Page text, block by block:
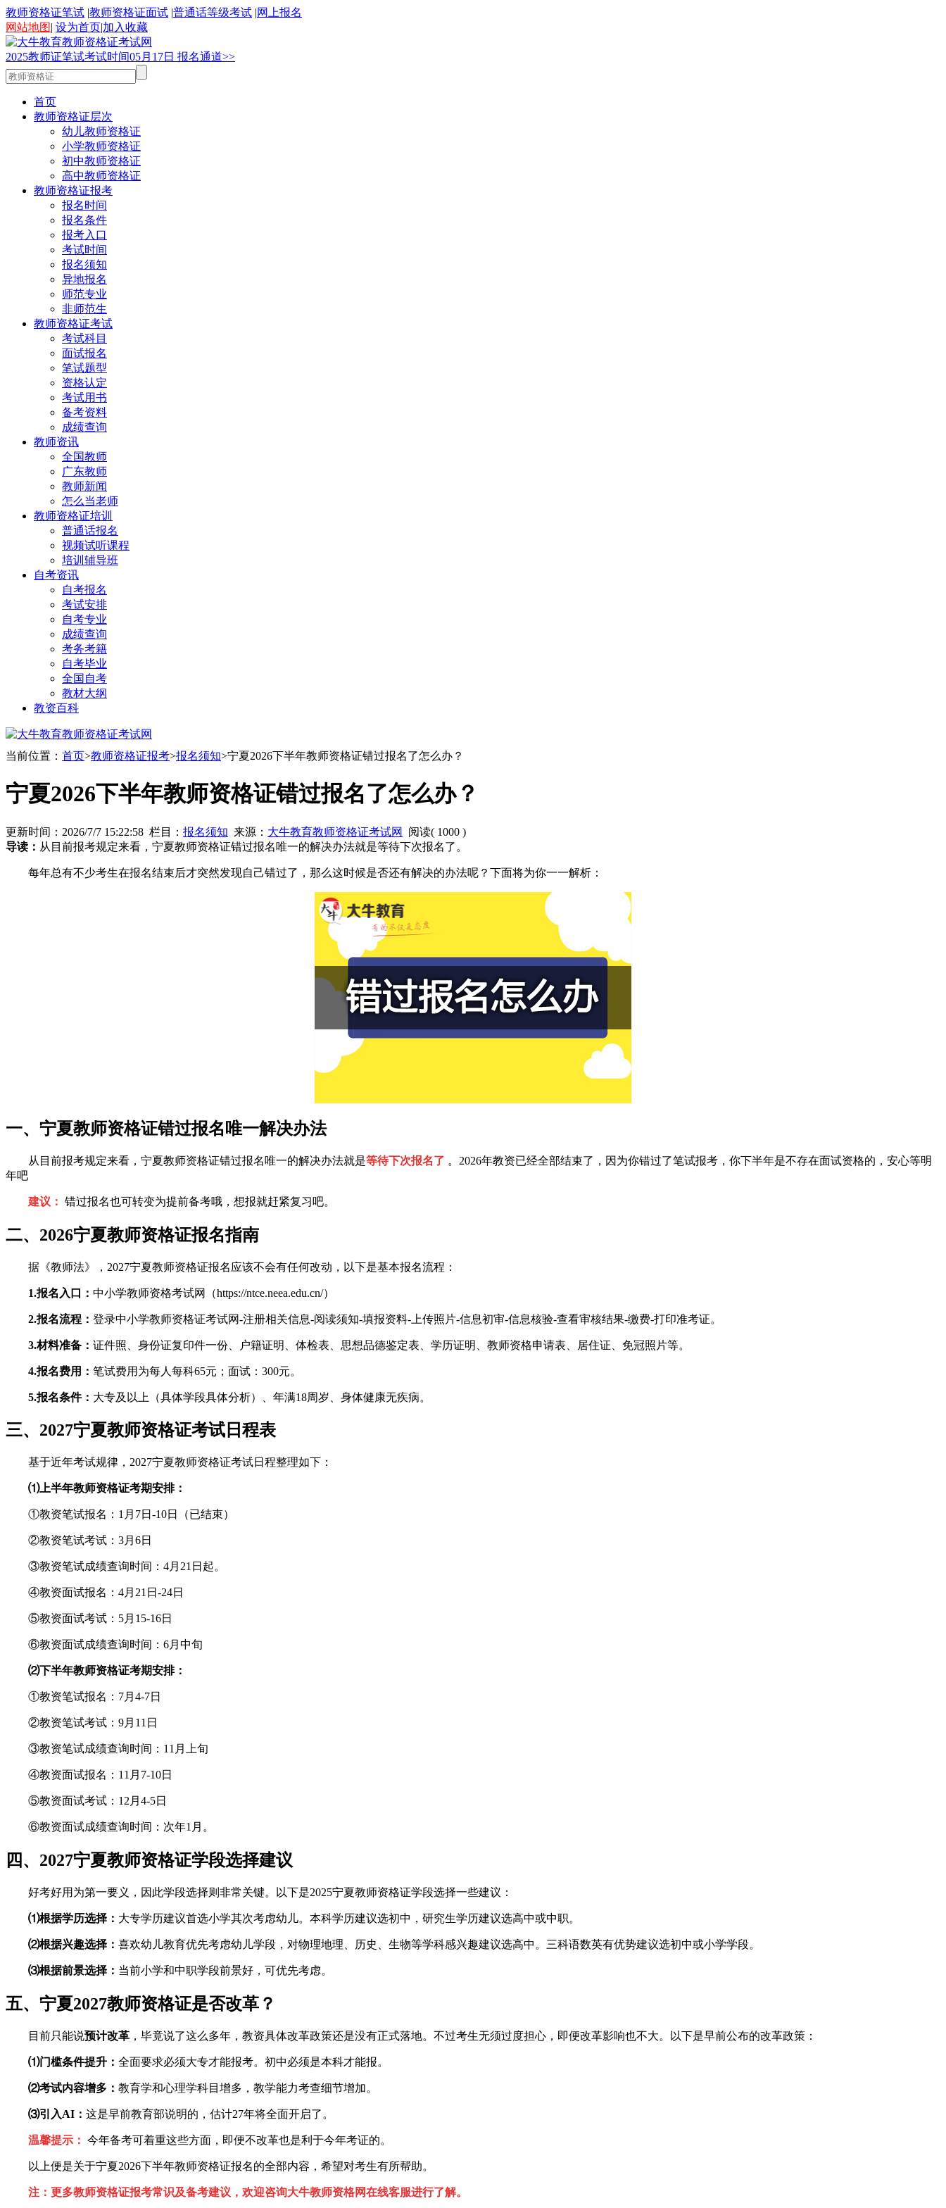
教师资格证笔试 |教师资格证面试 |普通话等级考试 |网上报名
网站地图| 设为首页|加入收藏
2025教师证笔试考试时间05月 17日 报名通道>>
首页
教师资格证层次
幼儿教师资格证
小学教师资格证
初中教师资格证
高中教师资格证
教师资格证报考
报名时间
报名条件
报考入口
考试时间
报名须知
异地报名
师范专业
非师范生
教师资格证考试
考试科目
面试报名
笔试题型
资格认定
考试用书
备考资料
成绩查询
教师资讯
全国教师
广东教师
教师新闻
怎么当老师
教师资格证培训
普通话报名
视频试听课程
培训辅导班
自考资讯
自考报名
考试安排
自考专业
成绩查询
考务考籍
自考毕业
全国自考
教材大纲
教资百科
当前位置： 首页>教师资格证报考>报名须知>宁夏2026下半年教师资格证错过报名了怎么办？
宁夏2026下半年教师资格证错过报名了怎么办？
更新时间：2026/7/7 15:22:58 栏目： 报名须知 来源： 大牛教育教师资格证考试网 阅读( 1000 )
导读： 从目前报考规定来看，宁夏教师资格证错过报名唯一的解决办法就是等待下次报名了。
每年总有不少考生在报名结束后才突然发现自己错过了，那么这时候是否还有解决的办法呢？下面将为你一一解析：
一、宁夏教师资格证错过报名唯一解决办法
从目前报考规定来看，宁夏教师资格证错过报名唯一的解决办法就是等待下次报名了 。2026年教资已经全部结束了，因为你错过了笔试报考，你下半年是不存在面试资格的，安心等明
年吧
建议： 错过报名也可转变为提前备考哦，想报就赶紧复习吧。
二、2026宁夏教师资格证报名指南
据《教师法》，2027宁夏教师资格证报名应该不会有任何改动，以下是基本报名流程：
1.报名入口： 中小学教师资格考试网（https://ntce.neea.edu.cn/）
2.报名流程： 登录中小学教师资格证考试网-注册相关信息-阅读须知-填报资料-上传照片-信息初审-信息核验-查看审核结果-缴费-打印准考证。
3.材料准备： 证件照、身份证复印件一份、户籍证明、体检表、思想品德鉴定表、学历证明、教师资格申请表、居住证、免冠照片等。
4.报名费用： 笔试费用为每人每科65元；面试：300元。
5.报名条件： 大专及以上（具体学段具体分析）、年满18周岁、身体健康无疾病。
三、2027宁夏教师资格证考试日程表
基于近年考试规律，2027宁夏教师资格证考试日程整理如下：
⑴上半年教师资格证考期安排：
①教资笔试报名：1月7日-10日（已结束）
②教资笔试考试：3月6日
③教资笔试成绩查询时间：4月21日起。
④教资面试报名：4月21日-24日
⑤教资面试考试：5月15-16日
⑥教资面试成绩查询时间：6月中旬
⑵下半年教师资格证考期安排：
①教资笔试报名：7月4-7日
②教资笔试考试：9月11日
③教资笔试成绩查询时间：11月上旬
④教资面试报名：11月7-10日
⑤教资面试考试：12月4-5日
⑥教资面试成绩查询时间：次年1月。
四、2027宁夏教师资格证学段选择建议
好考好用为第一要义，因此学段选择则非常关键。以下是2025宁夏教师资格证学段选择一些建议：
⑴根据学历选择： 大专学历建议首选小学其次考虑幼儿。本科学历建议选初中，研究生学历建议选高中或中职。
⑵根据兴趣选择： 喜欢幼儿教育优先考虑幼儿学段，对物理地理、历史、生物等学科感兴趣建议选高中。三科语数英有优势建议选初中或小学学段。
⑶根据前景选择： 当前小学和中职学段前景好，可优先考虑。
五、宁夏2027教师资格证是否改革？
目前只能说预计改革 ，毕竟说了这么多年，教资具体改革政策还是没有正式落地。不过考生无须过度担心，即便改革影响也不大。以下是早前公布的改革政策：
⑴门槛条件提升： 全面要求必须大专才能报考。初中必须是本科才能报。
⑵考试内容增多： 教育学和心理学科目增多，教学能力考查细节增加。
⑶引入AI： 这是早前教育部说明的，估计27年将全面开启了。
温馨提示： 今年备考可着重这些方面，即便不改革也是利于今年考证的。
以上便是关于宁夏2026下半年教师资格证报名的全部内容，希望对考生有所帮助。
注：更多教师资格证报考常识及备考建议，欢迎咨询大牛教师资格网在线客服进行了解。